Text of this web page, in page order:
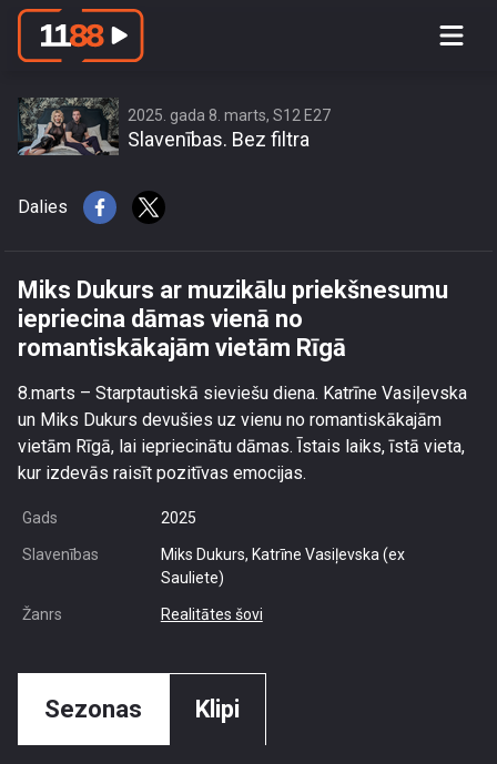
no romantiskākajām vietām Rīgā
2025. gada 8. marts, S12 E27
Slavenības. Bez filtra
Dalies
Miks Dukurs ar muzikālu priekšnesumu
iepriecina dāmas vienā no
romantiskākajām vietām Rīgā
8.marts – Starptautiskā sieviešu diena. Katrīne Vasiļevska
un Miks Dukurs devušies uz vienu no romantiskākajām
vietām Rīgā, lai iepriecinātu dāmas. Īstais laiks, īstā vieta,
kur izdevās raisīt pozitīvas emocijas.
Gads 2025
Slavenības
Miks Dukurs, Katrīne Vasiļevska (ex
Sauliete)
Žanrs Realitātes šovi
Sezonas Klipi